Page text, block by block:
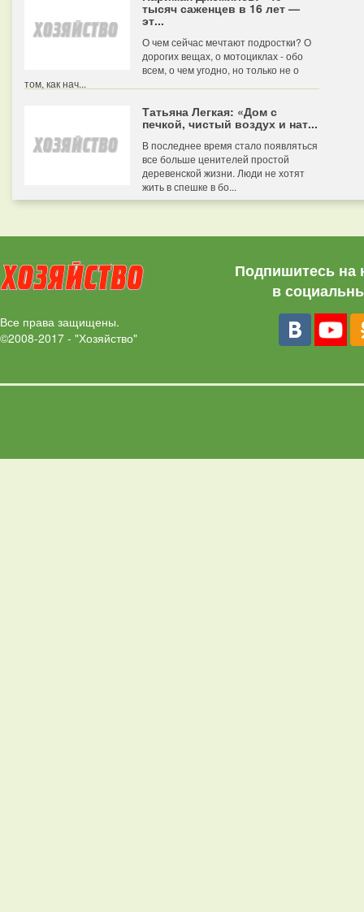
тысяч саженцев в 16 лет —
эт...
О чем сейчас мечтают подростки? О
дорогих вещах, о мотоциклах - обо
всем, о чем угодно, но только не о
том, как нач...
Татьяна Легкая: «Дом с
печкой, чистый воздух и нат...
В последнее время стало появляться
все больше ценителей простой
деревенской жизни. Люди не хотят
жить в спешке в бо...
Все права защищены.
©2008-2017 - "Хозяйство"
Подпишитесь на
в